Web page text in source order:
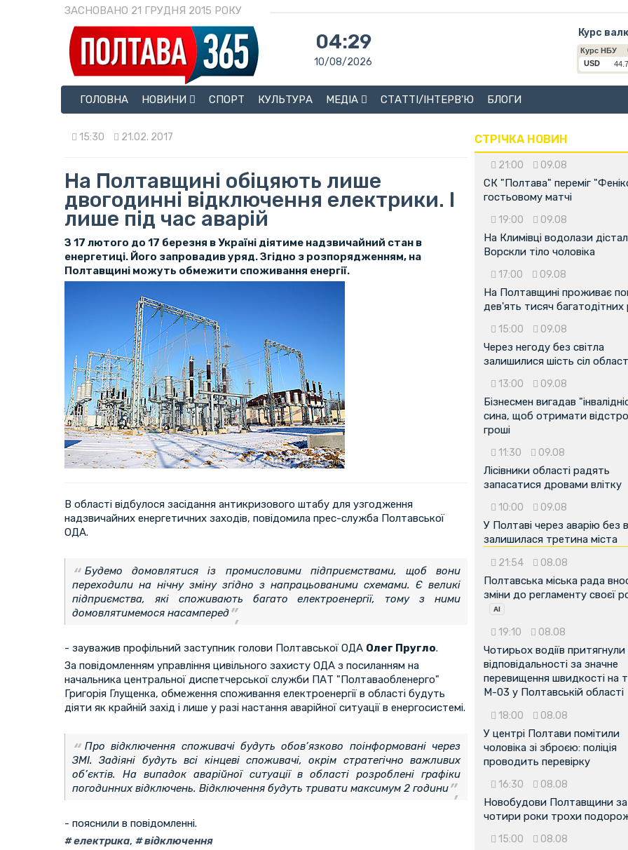
ЗАСНОВАНО 21 ГРУДНЯ 2015 РОКУ
04:29
10/08/2026
Курс
ГОЛОВНА
НОВИНИ СПОРТ КУЛЬТУРА МЕДІА СТАТТІ/ІНТЕРВ'Ю БЛОГИ
15:30 21.02. 2017
На Полтавщині обіцяють лише
двогодинні відключення електрики. І
лише під час аварій
З 17 лютого до 17 березня в Україні діятиме надзвичайний стан в
енергетиці. Його запровадив уряд. Згідно з розпорядженням, на
Полтавщині можуть обмежити споживання енергії.
В області відбулося засідання антикризового штабу для узгодження
надзвичайних енергетичних заходів, повідомила прес-служба Полтавської
ОДА.
Будемо домовлятися із промисловими підприємствами, щоб вони
переходили на нічну зміну згідно з напрацьованими схемами. Є великі
підприємства, які споживають багато електроенергії, тому з ними
домовлятимемося насамперед
- зауважив профільний заступник голови Полтавської ОДА Олег Пругло.
За повідомленням управління цивільного захисту ОДА з посиланням на
начальника центральної диспетчерської служби ПАТ "Полтаваобленерго"
Григорія Глущенка, обмеження споживання електроенергії в області будуть
діяти як крайній захід і лише у разі настання аварійної ситуації в енергосистемі.
Про відключення споживачі будуть обов’язково поінформовані через
ЗМІ. Задіяні будуть всі кінцеві споживачі, окрім стратегічно важливих
об’єктів. На випадок аварійної ситуації в області розроблені графіки
погодинних відключень. Відключення будуть тривати максимум 2 години
- пояснили в повідомленні.
електрика, відключення
СТРІЧКА НОВИН
21:00 09.08
СК "Полтава" переміг
гостьовому матчі
19:00 09.08
На Климівці водолази
Ворскли тіло чоловіка
17:00 09.08
На Полтавщині проживає
дев'ять тисяч
15:00 09.08
Через негоду без світла
залишилися шість сіл
13:00 09.08
Бізнесмен вигадав
сина, щоб отримати
гроші
11:30 09.08
Лісівники області радять
запасатися дровами влітку
10:00 09.08
У Полтаві через аварію без
залишилася третина міста
21:54 08.08
Полтавська міська рада
зміни до регламенту своєї
19:10 08.08
Чотирьох водіїв
відповідальності за значне
перевищення швидкості на
М-03 у Полтавській області
18:00 08.08
У центрі Полтави помітили
чоловіка зі зброєю: поліція
проводить перевірку
16:30 08.08
Новобудови Полтавщини за
чотири роки трохи
15:00 08.08